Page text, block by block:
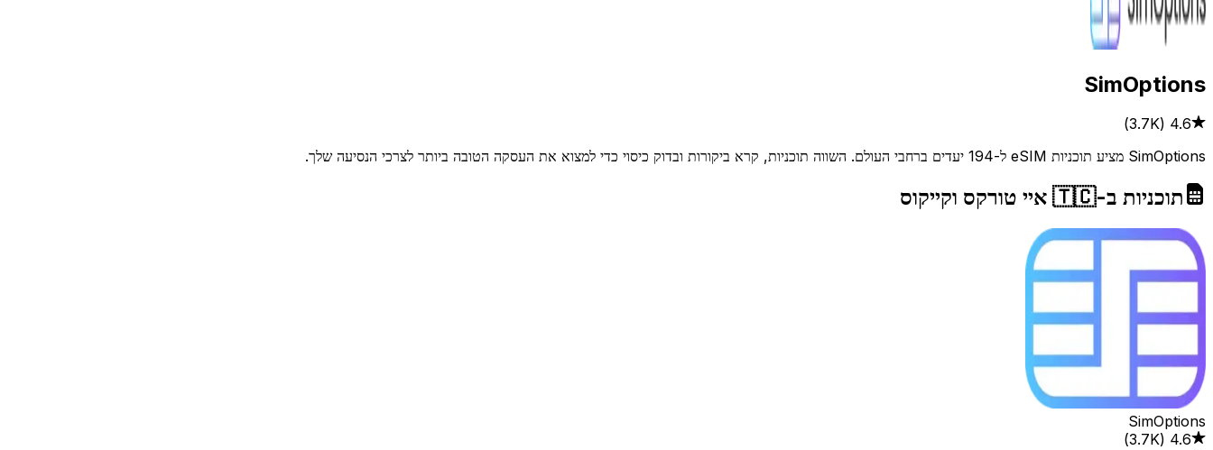
SimOptions
4.6
(
3.7K‏
)
SimOptions מציע תוכניות eSIM ל-194 יעדים ברחבי העולם. השווה תוכניות, קרא ביקורות ובדוק כיסוי כדי למצוא את העסקה הטובה ביותר לצרכי הנסיעה שלך.
תוכניות ב-🇹🇨 איי טורקס וקייקוס
SimOptions
4.6
(
3.7K‏
)